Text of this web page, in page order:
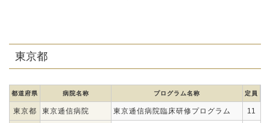
東京都
都道府県 病院名称 プログラム名称 定員
東京都 東京逓信病院 東京逓信病院臨床研修プログラム 11